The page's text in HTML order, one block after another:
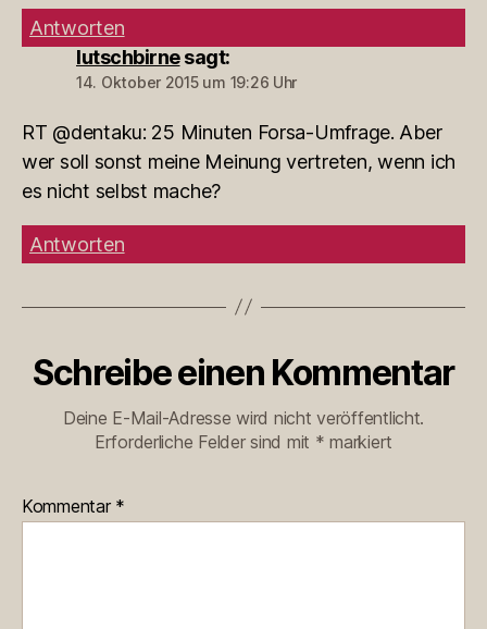
Antworten
lutschbirne sagt:
14. Oktober 2015 um 19:26 Uhr
RT @dentaku: 25 Minuten Forsa-Umfrage. Aber
wer soll sonst meine Meinung vertreten, wenn ich
es nicht selbst mache?
Antworten
Schreibe einen Kommentar
Deine E-Mail-Adresse wird nicht veröffentlicht.
Erforderliche Felder sind mit * markiert
Kommentar *